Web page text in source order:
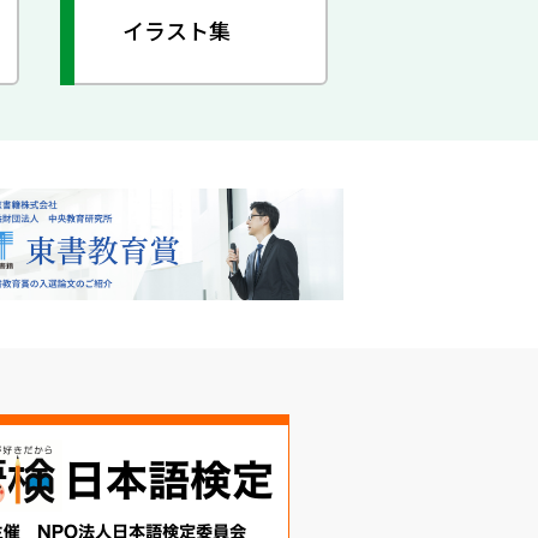
イラスト集